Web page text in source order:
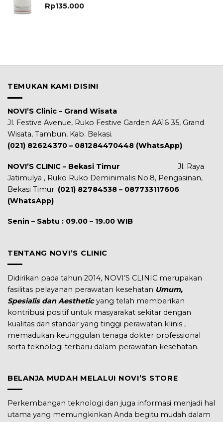
Rp135.000
TEMUKAN KAMI DISINI
NOVI’S Clinic – Grand Wisata
Jl. Festive Avenue, Ruko Festive Garden AA16 35, Grand
Wisata, Tambun, Kab. Bekasi.
(021) 82624370 – 081284470448 (WhatsApp)
NOVI’S CLINIC – Bekasi Timur Jl. Raya
Jatimulya , Ruko Ruko Deminimalis No.8, Pengasinan,
Bekasi Timur. (021) 82784538 – 087733117606
(WhatsApp)
Senin – Sabtu : 09.00 – 19.00 WIB
TENTANG NOVI’S CLINIC
Didirikan pada tahun 2014, NOVI’S CLINIC merupakan
fasilitas pelayanan perawatan kesehatan Umum,
Spesialis dan Aestheticyang telah memberikan
kontribusi positif untuk masyarakat sekitar dengan
kualitas dan standar yang tinggi perawatan klinis ,
memadukan keunggulan tenaga dokter professional
serta teknologi terbaru dalam perawatan kesehatan.
BELANJA MUDAH MELALUI NOVI’S STORE
Perkembangan teknologi dan juga informasi menjadi hal
utama yang memungkinkan Anda begitu mudah dalam